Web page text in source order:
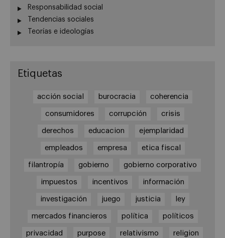
Responsabilidad social
Tendencias sociales
Teorías e ideologías
Etiquetas
acción social burocracia coherencia
consumidores corrupción crisis
derechos educacion ejemplaridad
empleados empresa etica fiscal
filantropía gobierno gobierno corporativo
impuestos incentivos información
investigación juego justicia ley
mercados financieros política políticos
privacidad purpose relativismo religion